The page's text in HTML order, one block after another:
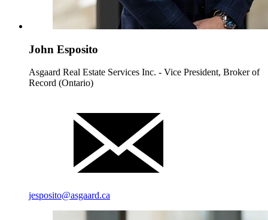
John Esposito
Asgaard Real Estate Services Inc. - Vice President, Broker of
Record (Ontario)
jesposito@asgaard.ca